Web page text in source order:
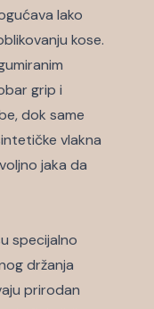
lako
kose.
grip i
dok same
vlakna
jaka da
specijalno
držanja
prirodan